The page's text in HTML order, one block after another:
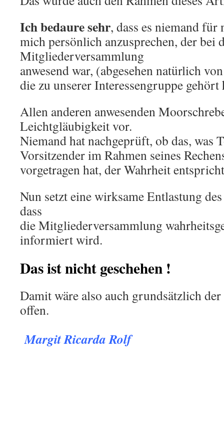
Ich bedaure sehr, dass es niemand für
mich persönlich anzusprechen, der bei
Mitgliederversammlung
anwesend war, (abgesehen natürlich
die zu unserer Interessengruppe gehört
Allen anderen anwesenden
Leichtgläubigkeit vor.
Niemand hat nachgeprüft, ob das, was
Vorsitzender im Rahmen seines
vorgetragen hat, der Wahrheit
Nun setzt eine wirksame Entlastung
dass
die Mitgliederversammlung
informiert wird.
Das ist nicht geschehen !
Damit wäre also auch grundsätzlich
offen.
Margit Ricarda Rolf